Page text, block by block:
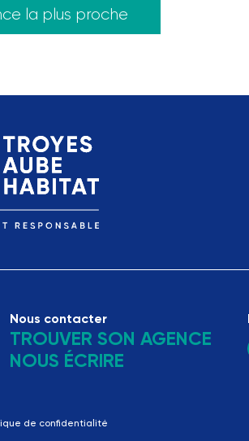
la plus proche
Nous contacter
TROUVER SON AGENCE
NOUS ÉCRIRE
de confidentialité